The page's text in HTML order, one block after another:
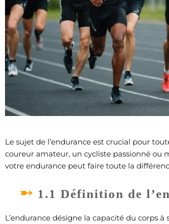
Le sujet de l’endurance est crucial pour
coureur amateur, un cycliste passionné
votre endurance peut faire toute la
1.1 Définition de
L’endurance désigne la capacité du corps